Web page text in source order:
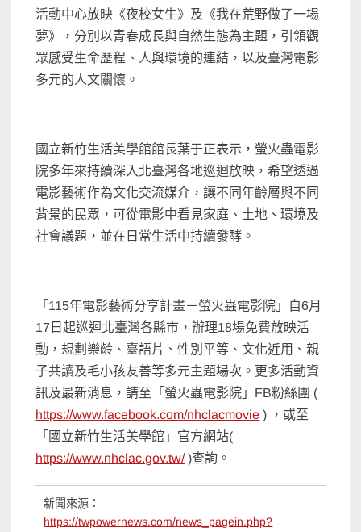
活動中心放映《夜校女生》及《我在荒野做了一場
夢》，分別以青春成長與自然生態為主題，引領觀
眾感受生命歷程、人與環境的連結，以及臺灣電影
多元的人文關懷。
國立新竹生活美學館館長葉于正表示，螢火蟲電影
院多年來持續深入北臺灣各地巡迴放映，希望透過
電影藝術作為文化交流媒介，讓不同年齡層與不同
背景的民眾，可從電影中看見家庭、土地、環境及
社會議題，並在日常生活中持續發酵。
「115年電影藝術分享計畫－螢火蟲電影院」自6月
17日起巡迴北臺灣各縣市，辦理18場免費放映活
動，規劃樂齡、臺語片、性別平等、文化近用、親
子共讀及毛小孩友善等多元主題場次。更多活動資
訊及最新消息，請至「螢火蟲電影院」FB粉絲團 (
https://www.facebook.com/nhclacmovie ) ，或至
「國立新竹生活美學館」官方網站(
https://www.nhclac.gov.tw/)查詢。
新聞來源：
https://twpowernews.com/news_pagein.php?